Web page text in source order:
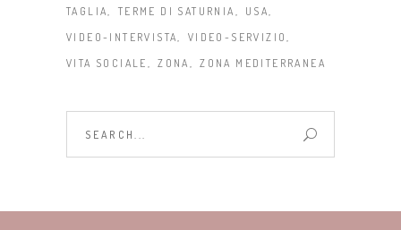
TAGLIA
TERME DI SATURNIA
USA
VIDEO-INTERVISTA
VIDEO-SERVIZIO
VITA SOCIALE
ZONA ZONA MEDITERRANEA